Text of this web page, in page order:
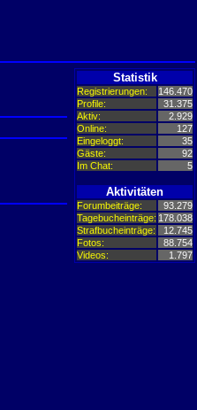
Statistik
Registrierungen:
146.470
Profile:
31.375
Aktiv:
2.929
Online:
127
Eingeloggt:
35
Gäste:
92
Im Chat:
5
Aktivitäten
Forumbeiträge:
93.279
Tagebucheinträge: 178.038
Strafbucheinträge:
12.745
Fotos:
88.754
Videos:
1.797